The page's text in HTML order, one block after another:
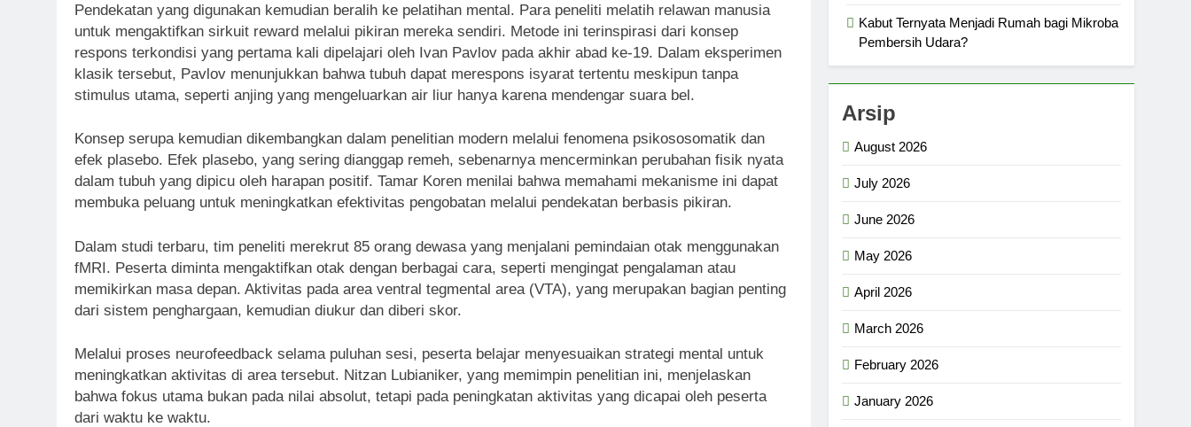
Pendekatan yang digunakan kemudian beralih ke pelatihan mental. Para peneliti melatih relawan manusia
untuk mengaktifkan sirkuit reward melalui pikiran mereka sendiri. Metode ini terinspirasi dari konsep
respons terkondisi yang pertama kali dipelajari oleh Ivan Pavlov pada akhir abad ke-19. Dalam eksperimen
klasik tersebut, Pavlov menunjukkan bahwa tubuh dapat merespons isyarat tertentu meskipun tanpa
stimulus utama, seperti anjing yang mengeluarkan air liur hanya karena mendengar suara bel.
Konsep serupa kemudian dikembangkan dalam penelitian modern melalui fenomena psikososomatik dan
efek plasebo. Efek plasebo, yang sering dianggap remeh, sebenarnya mencerminkan perubahan fisik nyata
dalam tubuh yang dipicu oleh harapan positif. Tamar Koren menilai bahwa memahami mekanisme ini dapat
membuka peluang untuk meningkatkan efektivitas pengobatan melalui pendekatan berbasis pikiran.
Dalam studi terbaru, tim peneliti merekrut 85 orang dewasa yang menjalani pemindaian otak menggunakan
fMRI. Peserta diminta mengaktifkan otak dengan berbagai cara, seperti mengingat pengalaman atau
memikirkan masa depan. Aktivitas pada area ventral tegmental area (VTA), yang merupakan bagian penting
dari sistem penghargaan, kemudian diukur dan diberi skor.
Melalui proses neurofeedback selama puluhan sesi, peserta belajar menyesuaikan strategi mental untuk
meningkatkan aktivitas di area tersebut. Nitzan Lubianiker, yang memimpin penelitian ini, menjelaskan
bahwa fokus utama bukan pada nilai absolut, tetapi pada peningkatan aktivitas yang dicapai oleh peserta
dari waktu ke waktu.
Kabut Ternyata Menjadi Rumah bagi Mikroba
Pembersih Udara?
Arsip
August 2026
July 2026
June 2026
May 2026
April 2026
March 2026
February 2026
January 2026